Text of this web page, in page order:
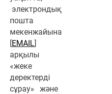
электрондық
пошта
мекенжайына
[EMAIL]
арқылы
«жеке
деректерді
сұрау» және